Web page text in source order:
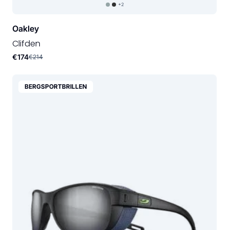
+2
Oakley
Clifden
€174€214
BERGSPORTBRILLEN